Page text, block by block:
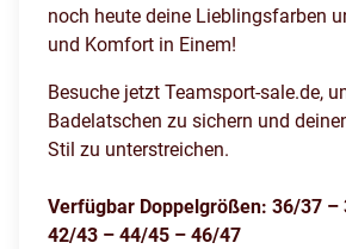
noch heute deine Lieblingsfarben
und Komfort in Einem!
Besuche jetzt Teamsport-sale.de,
Badelatschen zu sichern und
Stil zu unterstreichen.
Verfügbar Doppelgrößen: 36/37
42/43 – 44/45 – 46/47